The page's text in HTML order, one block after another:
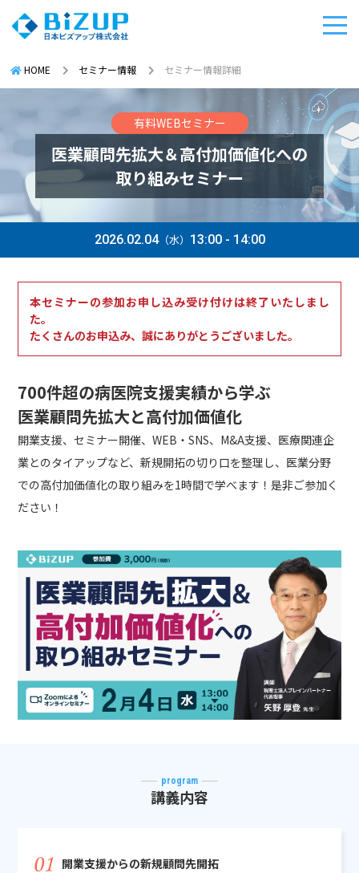
HOME セミナー情報 セミナー情報詳細
有料WEBセミナー
医業顧問先拡大＆高付加価値化への
取り組みセミナー
2026.02.04（水） 13:00 - 14:00
本セミナーの参加お申し込み受け付けは終了いたしまし
た。
たくさんのお申込み、誠にありがとうございました。
700件超の病医院支援実績から学ぶ
医業顧問先拡大と高付加価値化
開業支援、セミナー開催、WEB・SNS、M&A支援、医療関連企
業とのタイアップなど、新規開拓の切り口を整理し、医業分野
での高付加価値化の取り組みを1時間で学べます！是非ご参加く
ださい！
program
講義内容
開業支援からの新規顧問先開拓